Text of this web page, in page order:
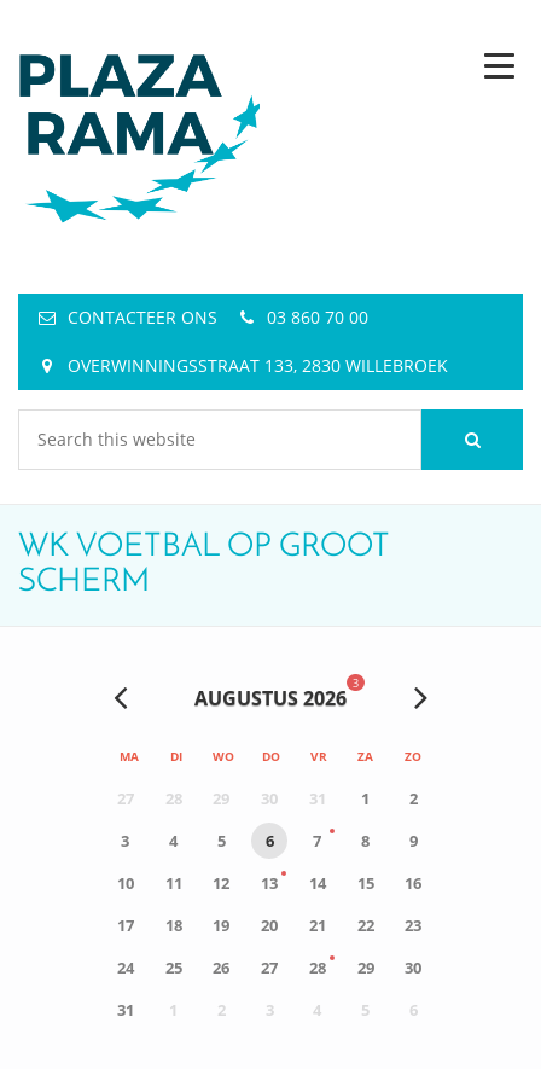
CONTACTEER ONS 03 860 70 00
OVERWINNINGSSTRAAT 133, 2830 WILLEBROEK
WK VOETBAL OP GROOT
SCHERM
AUGUSTUS 2026
3
MA DI WO DO VR ZA ZO
27 28 29 30 31 1
2
3
4 5 6 7 8
9
10
11 12 13 14 15
16
17
18 19 20 21 22
23
24
25 26 27 28 29
30
31
1 2 3 4 5 6